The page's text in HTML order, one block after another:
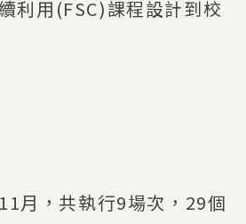
利用(FSC)課程設計到校
月，共執行9場次，29個